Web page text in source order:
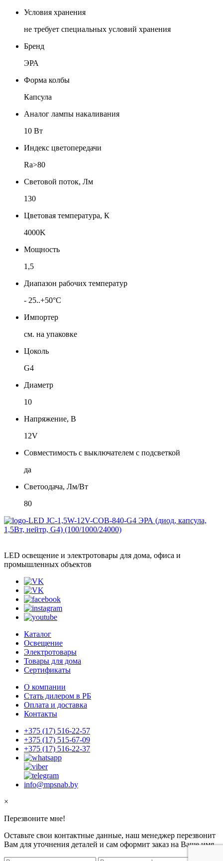
Условия хранения
не требует специальных условий хранения
Бренд
ЭРА
Форма колбы
Капсула
Аналог лампы накаливания
10 Вт
Индекс цветопередачи
Ra>80
Световой поток, Лм
130
Цветовая температура, К
4000K
Мощность
1,5
Диапазон рабочих температур
- 25..+50°C
Импортер
см. на упаковке
Цоколь
G4
Диаметр
10
Напряжение, В
12V
Совместимость с выключателем с подсветкой
да
Светоодача, Лм/Вт
80
LED освещение и электротовары для дома, офиса и
промышленных объектов
Каталог
Освещение
Электротовары
Товары для дома
Сертификаты
О компании
Стать дилером в РБ
Оплата и доставка
Контакты
+375 (17) 516-22-57
+375 (17) 515-67-09
+375 (17) 516-22-37
info@mpsnab.by
×
Перезвоните мне!
Оставьте свои контактные данные, наш менеджер перезвонит
Вам для уточнения деталей и сам оформит заказ на Ваше имя